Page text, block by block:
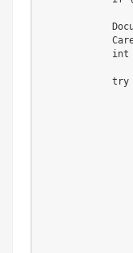
int
try